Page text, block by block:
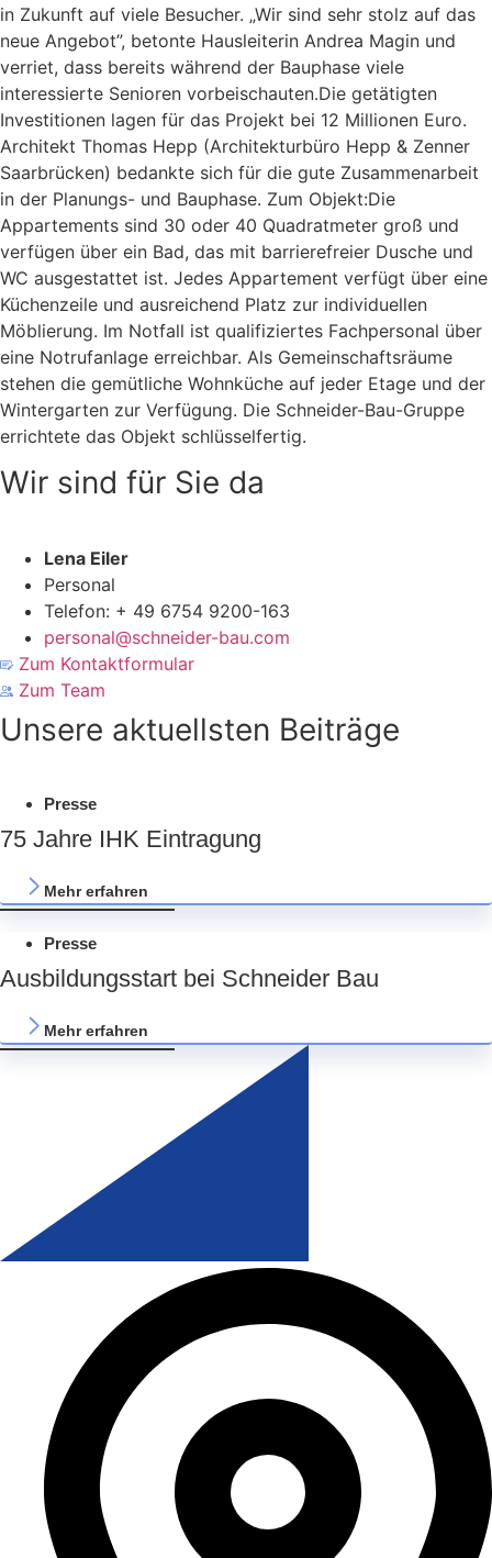
in Zukunft auf viele Besucher. „Wir sind sehr stolz auf das
neue Angebot”, betonte Hausleiterin Andrea Magin und
verriet, dass bereits während der Bauphase viele
interessierte Senioren vorbeischauten.Die getätigten
Investitionen lagen für das Projekt bei 12 Millionen Euro.
Architekt Thomas Hepp (Architekturbüro Hepp & Zenner
Saarbrücken) bedankte sich für die gute Zusammenarbeit
in der Planungs- und Bauphase. Zum Objekt:Die
Appartements sind 30 oder 40 Quadratmeter groß und
verfügen über ein Bad, das mit barrierefreier Dusche und
WC ausgestattet ist. Jedes Appartement verfügt über eine
Küchenzeile und ausreichend Platz zur individuellen
Möblierung. Im Notfall ist qualifiziertes Fachpersonal über
eine Notrufanlage erreichbar. Als Gemeinschaftsräume
stehen die gemütliche Wohnküche auf jeder Etage und der
Wintergarten zur Verfügung. Die Schneider-Bau-Gruppe
errichtete das Objekt schlüsselfertig.
Wir sind für Sie da
Lena Eiler
Personal
Telefon: + 49 6754 9200-163
personal@schneider-bau.com
Zum Kontaktformular
Zum Team
Unsere aktuellsten Beiträge
Presse
75 Jahre IHK Eintragung
Mehr erfahren
Presse
Ausbildungsstart bei Schneider Bau
Mehr erfahren